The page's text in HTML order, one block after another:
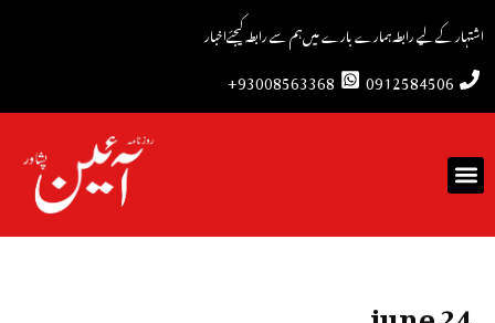
اشتہار کے لیے رابطہہمارے بارے میںہم سے رابطہ کیجئےاخبار
0912584506
93008563368+